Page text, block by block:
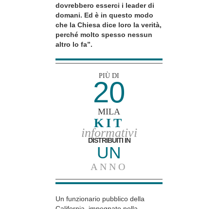
dovrebbero esserci i leader di
domani. Ed è in questo modo
che la Chiesa dice loro la verità,
perché molto spesso nessun
altro lo fa”.
PIÙ DI
20
MILA
KIT
informativi
DISTRIBUITI IN
UN
ANNO
Un funzionario pubblico della